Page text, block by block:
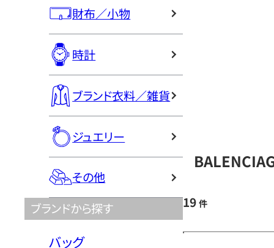
財布／小物
時計
ブランド衣料／雑貨
ジュエリー
その他
ブランドから探す
バッグ
19 件